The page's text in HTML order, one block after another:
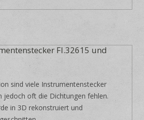
Fl.32615 und
sind viele Instrumentenstecker
jedoch oft die Dichtungen fehlen.
in 3D rekonstruiert und